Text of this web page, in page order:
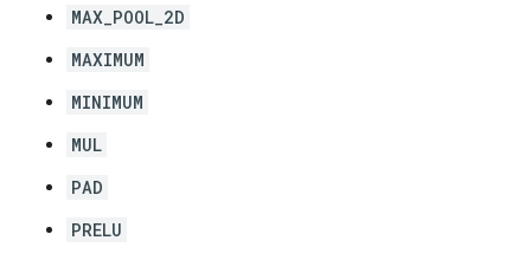
MAX_POOL_2D
MAXIMUM
MINIMUM
MUL
PAD
PRELU